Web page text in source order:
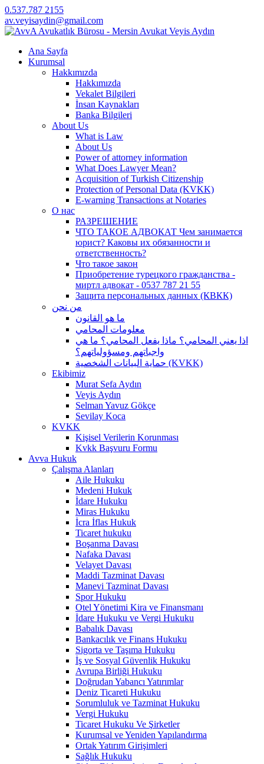
0.537.787 2155
av.veyisaydin@gmail.com
Ana Sayfa
Kurumsal
Hakkımızda
Hakkımızda
Vekalet Bilgileri
İnsan Kaynakları
Banka Bilgileri
About Us
What is Law
About Us
Power of attorney information
What Does Lawyer Mean?
Acquisition of Turkish Citizenship
Protection of Personal Data (KVKK)
E-warning Transactions at Notaries
О нас
РАЗРЕШЕНИЕ
ЧТО ТАКОЕ АДВОКАТ Чем занимается
юрист? Каковы их обязанности и
ответственность?
Что такое закон
Приобретение турецкого гражданства -
миртл адвокат - 0537 787 21 55
Защита персональных данных (КВКК)
من نحن
ما هو القانون
معلومات المحامي
اذا يعني المحامي؟ ماذا يفعل المحامي؟ ما هي
واجباتهم ومسؤولياتهم؟
حماية البيانات الشخصية (KVKK)
Ekibimiz
Murat Sefa Aydın
Veyis Aydın
Selman Yavuz Gökçe
Sevilay Koca
KVKK
Kişisel Verilerin Korunması
Kvkk Başvuru Formu
Avva Hukuk
Çalışma Alanları
Aile Hukuku
Medeni Hukuk
İdare Hukuku
Miras Hukuku
İcra İflas Hukuk
Ticaret hukuku
Boşanma Davası
Nafaka Davası
Velayet Davası
Maddi Tazminat Davası
Manevi Tazminat Davası
Spor Hukuku
Otel Yönetimi Kira ve Finansmanı
İdare Hukuku ve Vergi Hukuku
Babalık Davası
Bankacılık ve Finans Hukuku
Sigorta ve Taşıma Hukuku
İş ve Sosyal Güvenlik Hukuku
Avrupa Birliği Hukuku
Doğrudan Yabancı Yatırımlar
Deniz Ticareti Hukuku
Sorumluluk ve Tazminat Hukuku
Vergi Hukuku
Ticaret Hukuku Ve Şirketler
Kurumsal ve Yeniden Yapılandırma
Ortak Yatırım Girişimleri
Sağlık Hukuku